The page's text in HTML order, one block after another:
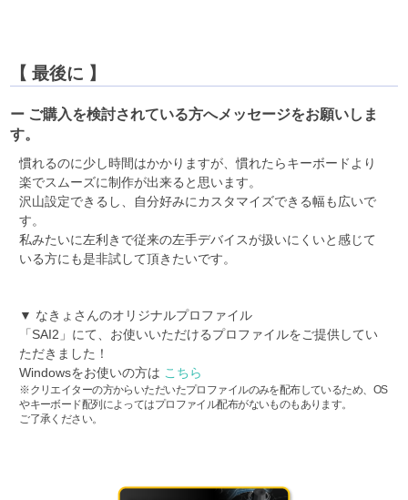
【 最後に 】
ー ご購入を検討されている方へメッセージをお願いしま
す。
慣れるのに少し時間はかかりますが、慣れたらキーボードより
楽でスムーズに制作が出来ると思います。
沢山設定できるし、自分好みにカスタマイズできる幅も広いで
す。
私みたいに左利きで従来の左手デバイスが扱いにくいと感じて
いる方にも是非試して頂きたいです。
▼ なきょさんのオリジナルプロファイル
「SAI2」にて、お使いいただけるプロファイルをご提供してい
ただきました！
Windowsをお使いの方は こちら
※クリエイターの方からいただいたプロファイルのみを配布しているため、OS
やキーボード配列によってはプロファイル配布がないものもあります。
ご了承ください。